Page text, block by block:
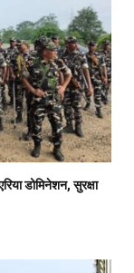
डोमिनेशन, सुरक्षा